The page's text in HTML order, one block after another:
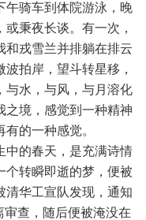
午骑车到体院游泳，晚
或秉夜长谈。有一次，
和戎雪兰并排躺在排云
拍岸，望斗转星移，
与水，与风，与月溶化
之境，感觉到一种精神
有的一种感觉。
中的春天，是充满诗情
个转瞬即逝的梦，便被
清华工宣队发现，通知
审查，随后便被淹没在